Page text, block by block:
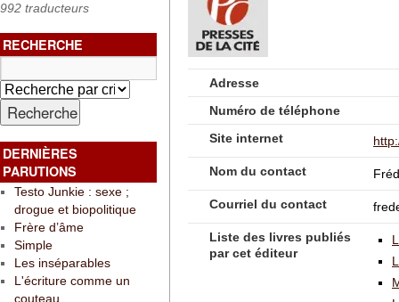
992 traducteurs
RECHERCHE
DERNIÈRES
PARUTIONS
Testo Junkie : sexe ;
drogue et biopolitique
Frère d’âme
Simple
Les inséparables
L'écriture comme un
couteau
Adresse
Numéro de téléphone
Site internet
Nom du contact
Courriel du contact
Liste des livres publiés
par cet éditeur